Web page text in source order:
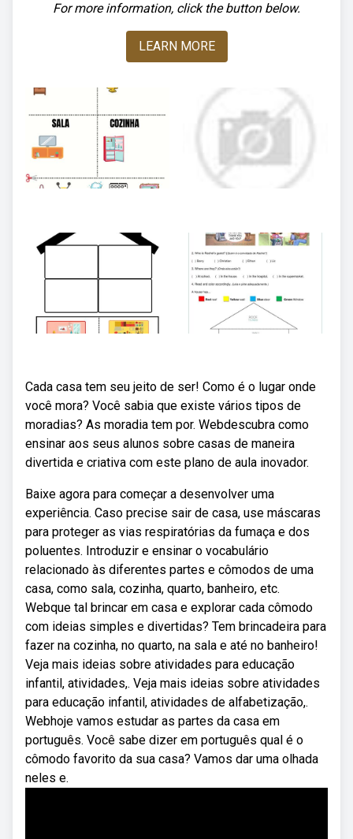
For more information, click the button below.
LEARN MORE
Cada casa tem seu jeito de ser! Como é o lugar onde
você mora? Você sabia que existe vários tipos de
moradias? As moradia tem por. Webdescubra como
ensinar aos seus alunos sobre casas de maneira
divertida e criativa com este plano de aula inovador.
Baixe agora para começar a desenvolver uma
experiência. Caso precise sair de casa, use máscaras
para proteger as vias respiratórias da fumaça e dos
poluentes. Introduzir e ensinar o vocabulário
relacionado às diferentes partes e cômodos de uma
casa, como sala, cozinha, quarto, banheiro, etc.
Webque tal brincar em casa e explorar cada cômodo
com ideias simples e divertidas? Tem brincadeira para
fazer na cozinha, no quarto, na sala e até no banheiro!
Veja mais ideias sobre atividades para educação
infantil, atividades,. Veja mais ideias sobre atividades
para educação infantil, atividades de alfabetização,.
Webhoje vamos estudar as partes da casa em
português. Você sabe dizer em português qual é o
cômodo favorito da sua casa? Vamos dar uma olhada
neles e.